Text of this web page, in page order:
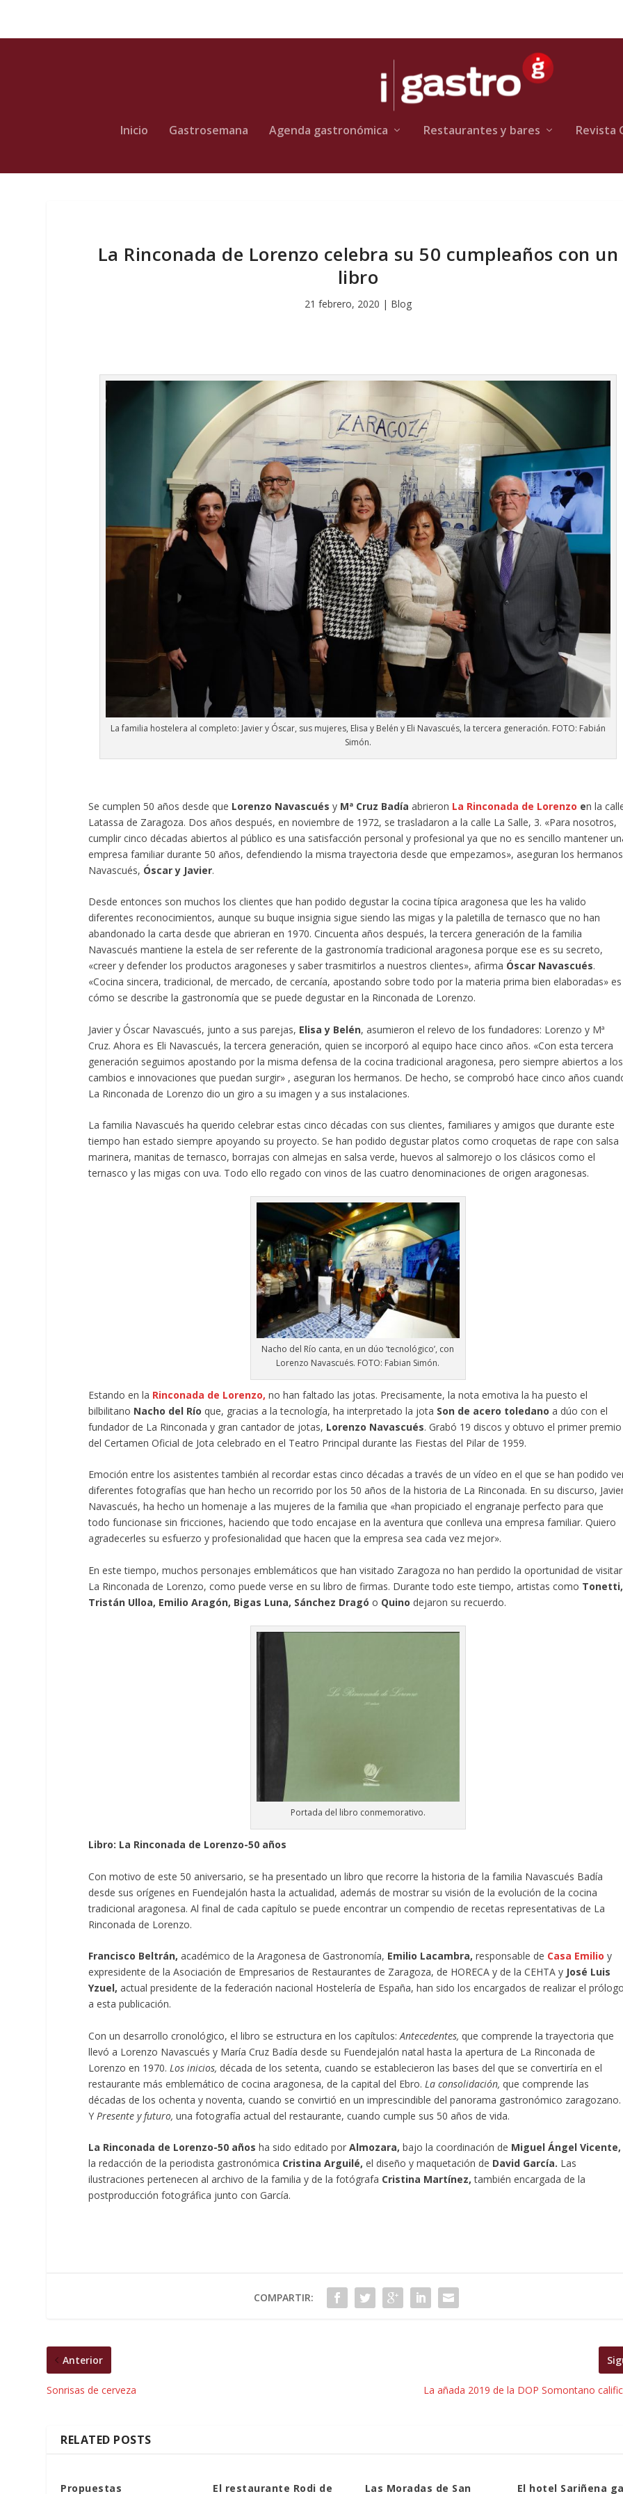
Inicio Gastrosemana Agenda gastronómica Restaurantes y bares Revista
La Rinconada de Lorenzo celebra su 50 cumpleaños con un
libro
21 febrero, 2020 | Blog
La familia hostelera al completo: Javier y Óscar, sus mujeres, Elisa y Belén y Eli Navascués, la tercera generación. FOTO: Fabián
Simón.
Se cumplen 50 años desde que Lorenzo Navascués y Mª Cruz Badía abrieron La Rinconada de Lorenzo en la
Latassa de Zaragoza. Dos años después, en noviembre de 1972, se trasladaron a la calle La Salle, 3. «Para nosotros,
cumplir cinco décadas abiertos al público es una satisfacción personal y profesional ya que no es sencillo mantener
empresa familiar durante 50 años, defendiendo la misma trayectoria desde que empezamos», aseguran los hermanos
Navascués, Óscar y Javier.
Desde entonces son muchos los clientes que han podido degustar la cocina típica aragonesa que les ha valido
diferentes reconocimientos, aunque su buque insignia sigue siendo las migas y la paletilla de ternasco que no han
abandonado la carta desde que abrieran en 1970. Cincuenta años después, la tercera generación de la familia
Navascués mantiene la estela de ser referente de la gastronomía tradicional aragonesa porque ese es su secreto,
«creer y defender los productos aragoneses y saber trasmitirlos a nuestros clientes», afirma Óscar Navascués.
«Cocina sincera, tradicional, de mercado, de cercanía, apostando sobre todo por la materia prima bien elaboradas» es
cómo se describe la gastronomía que se puede degustar en la Rinconada de Lorenzo.
Javier y Óscar Navascués, junto a sus parejas, Elisa y Belén, asumieron el relevo de los fundadores: Lorenzo y Mª
Cruz. Ahora es Eli Navascués, la tercera generación, quien se incorporó al equipo hace cinco años. «Con esta tercera
generación seguimos apostando por la misma defensa de la cocina tradicional aragonesa, pero siempre abiertos a los
cambios e innovaciones que puedan surgir» , aseguran los hermanos. De hecho, se comprobó hace cinco años
La Rinconada de Lorenzo dio un giro a su imagen y a sus instalaciones.
La familia Navascués ha querido celebrar estas cinco décadas con sus clientes, familiares y amigos que durante este
tiempo han estado siempre apoyando su proyecto. Se han podido degustar platos como croquetas de rape con salsa
marinera, manitas de ternasco, borrajas con almejas en salsa verde, huevos al salmorejo o los clásicos como el
ternasco y las migas con uva. Todo ello regado con vinos de las cuatro denominaciones de origen aragonesas.
Nacho del Río canta, en un dúo ‘tecnológico’, con
Lorenzo Navascués. FOTO: Fabian Simón.
Estando en la Rinconada de Lorenzo, no han faltado las jotas. Precisamente, la nota emotiva la ha puesto el
bilbilitano Nacho del Río que, gracias a la tecnología, ha interpretado la jota Son de acero toledano a dúo con el
fundador de La Rinconada y gran cantador de jotas, Lorenzo Navascués. Grabó 19 discos y obtuvo el primer premio
del Certamen Oficial de Jota celebrado en el Teatro Principal durante las Fiestas del Pilar de 1959.
Emoción entre los asistentes también al recordar estas cinco décadas a través de un vídeo en el que se han podido
diferentes fotografías que han hecho un recorrido por los 50 años de la historia de La Rinconada. En su discurso,
Navascués, ha hecho un homenaje a las mujeres de la familia que «han propiciado el engranaje perfecto para que
todo funcionase sin fricciones, haciendo que todo encajase en la aventura que conlleva una empresa familiar. Quiero
agradecerles su esfuerzo y profesionalidad que hacen que la empresa sea cada vez mejor».
En este tiempo, muchos personajes emblemáticos que han visitado Zaragoza no han perdido la oportunidad de visitar
La Rinconada de Lorenzo, como puede verse en su libro de firmas. Durante todo este tiempo, artistas como Tonetti,
Tristán Ulloa, Emilio Aragón, Bigas Luna, Sánchez Dragó o Quino dejaron su recuerdo.
Portada del libro conmemorativo.
Libro: La Rinconada de Lorenzo-50 años
Con motivo de este 50 aniversario, se ha presentado un libro que recorre la historia de la familia Navascués Badía
desde sus orígenes en Fuendejalón hasta la actualidad, además de mostrar su visión de la evolución de la cocina
tradicional aragonesa. Al final de cada capítulo se puede encontrar un compendio de recetas representativas de La
Rinconada de Lorenzo.
Francisco Beltrán, académico de la Aragonesa de Gastronomía, Emilio Lacambra, responsable de Casa Emilio y
expresidente de la Asociación de Empresarios de Restaurantes de Zaragoza, de HORECA y de la CEHTA y José Luis
Yzuel, actual presidente de la federación nacional Hostelería de España, han sido los encargados de realizar el
a esta publicación.
Con un desarrollo cronológico, el libro se estructura en los capítulos:Antecedentes, que comprende la trayectoria que
llevó a Lorenzo Navascués y María Cruz Badía desde su Fuendejalón natal hasta la apertura de La Rinconada de
Lorenzo en 1970. Los inicios, década de los setenta, cuando se establecieron las bases del que se convertiría en el
restaurante más emblemático de cocina aragonesa, de la capital del Ebro. La consolidación, que comprende las
décadas de los ochenta y noventa, cuando se convirtió en un imprescindible del panorama gastronómico zaragozano.
Y Presente y futuro, una fotografía actual del restaurante, cuando cumple sus 50 años de vida.
La Rinconada de Lorenzo-50 años ha sido editado porAlmozara, bajo la coordinación de Miguel Ángel Vicente,
la redacción de la periodista gastronómica Cristina Arguilé, el diseño y maquetación de David García. Las
ilustraciones pertenecen al archivo de la familia y de la fotógrafa Cristina Martínez, también encargada de la
postproducción fotográfica junto con García.
COMPARTIR:
Anterior
Sonrisas de cerveza La añada 2019 de la DOP Somontano
RELATED POSTS
Propuestas
El restaurante Rodi de
Las Moradas de San
El hotel Sariñena